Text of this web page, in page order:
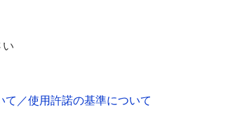
い
／使用許諾の基準について